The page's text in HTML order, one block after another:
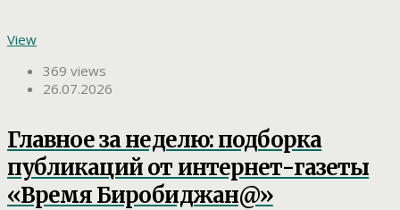
View
369 views
26.07.2026
Главное за неделю: подборка
публикаций от интернет-газеты
«Время Биробиджан@»